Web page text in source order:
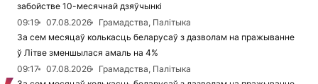
забойстве 10-месячнай дзяўчынкі
09:19
07.08.2026
Грамадства, Палітыка
За сем месяцаў колькасць беларусаў з дазволам на пражыванне
ў Літве зменшылася амаль на 4%
09:17
07.08.2026
Грамадства, Палітыка